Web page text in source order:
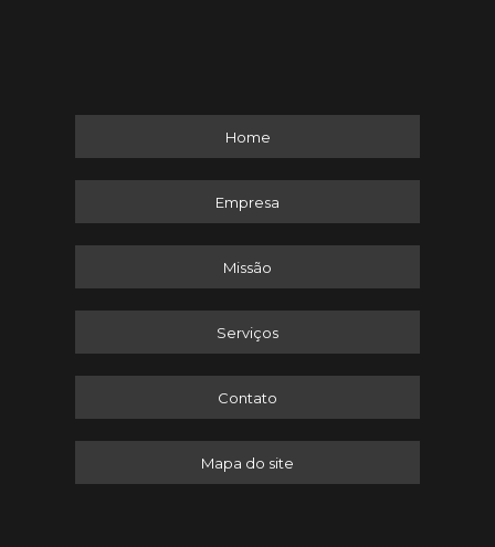
Home
Empresa
Missão
Serviços
Contato
Mapa do site